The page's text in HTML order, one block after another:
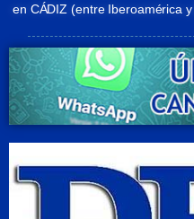
en CÁDIZ (entre Iberoamérica